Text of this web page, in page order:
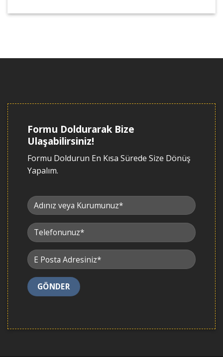
Formu Doldurarak Bize
Ulaşabilirsiniz!
Formu Doldurun En Kısa Sürede Size Dönüş
Yapalım.